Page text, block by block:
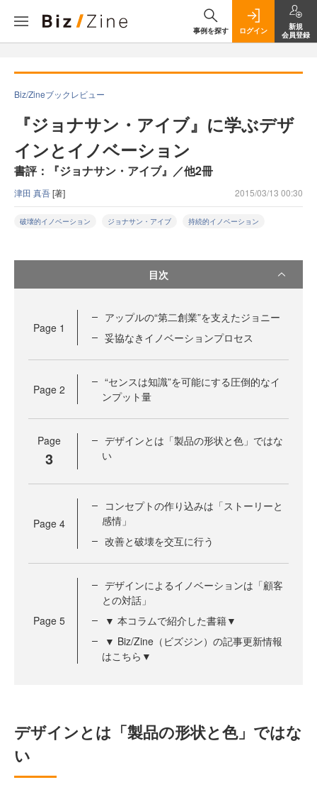
事例を探す ログイン
新規
会員登録
Biz/Zineブックレビュー
『ジョナサン・アイブ』に学ぶデザ
インとイノベーション
書評：『ジョナサン・アイブ』／他2冊
津田 真吾[著] 2015/03/13 00:30
破壊的イノベーション ジョナサン・アイブ 持続的イノベーション
目次
Page 1
アップルの“第二創業”を支えたジョニー
妥協なきイノベーションプロセス
Page 2
“センスは知識”を可能にする圧倒的なイ
ンプット量
Page
3
デザインとは「製品の形状と色」ではな
い
Page 4
コンセプトの作り込みは「ストーリーと
感情」
改善と破壊を交互に行う
Page 5
デザインによるイノベーションは「顧客
との対話」
▼ 本コラムで紹介した書籍▼
▼ Biz/Zine（ビズジン）の記事更新情報
はこちら▼
デザインとは「製品の形状と色」ではな
い